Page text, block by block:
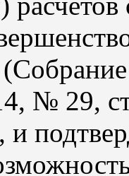
№ 29,
и